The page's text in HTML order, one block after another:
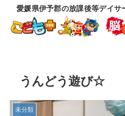
愛媛県伊予郡の放課後等デイ
うんどう遊び☆
未分類